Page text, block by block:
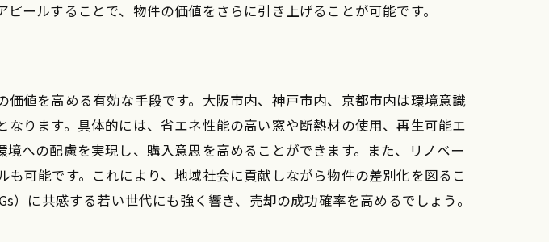
ールすることで、物件の価値をさらに引き上げることが可能です。
値を高める有効な手段です。大阪市内、神戸市内、京都市内は環境意識
ります。具体的には、省エネ性能の高い窓や断熱材の使用、再生可能エ
への配慮を実現し、購入意思を高めることができます。また、リノベー
可能です。これにより、地域社会に貢献しながら物件の差別化を図るこ
に共感する若い世代にも強く響き、売却の成功確率を高めるでしょう。